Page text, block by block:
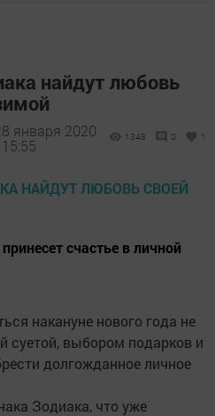
найдут любовь
января 2020
1348 0 1
счастье в личной
накануне нового года не
суетой, выбором подарков и
долгожданное личное
Зодиака, что уже